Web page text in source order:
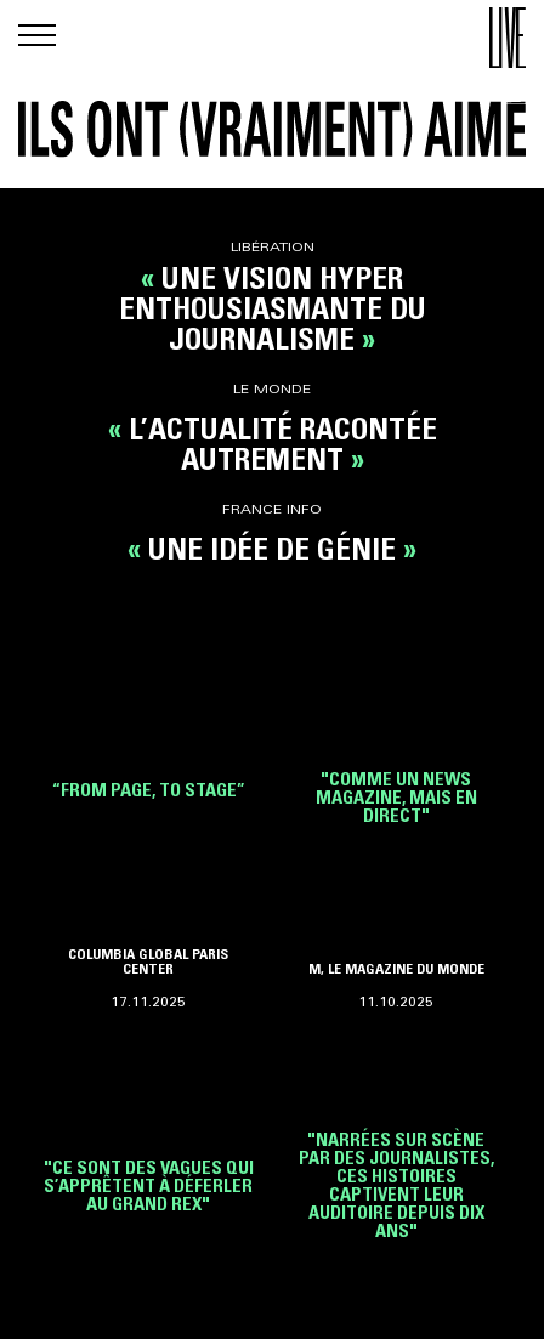
LIBÉRATION
UNE VISION HYPER
ENTHOUSIASMANTE DU
JOURNALISME
LE MONDE
L’ACTUALITÉ RACONTÉE
AUTREMENT
FRANCE INFO
UNE IDÉE DE GÉNIE
“FROM PAGE, TO STAGE”
COLUMBIA GLOBAL PARIS
CENTER
17.11.2025
"COMME UN NEWS
MAGAZINE, MAIS EN
DIRECT"
M, LE MAGAZINE DU MONDE
11.10.2025
"CE SONT DES VAGUES QUI
S’APPRÊTENT À DÉFERLER
AU GRAND REX"
"NARRÉES SUR SCÈNE
PAR DES JOURNALISTES,
CES HISTOIRES
CAPTIVENT LEUR
AUDITOIRE DEPUIS DIX
ANS"